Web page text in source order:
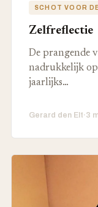
SCHOT VOOR
Zelfreflectie
De prangende
nadrukkelijk
jaarlijks…
Gerard den Elt·3